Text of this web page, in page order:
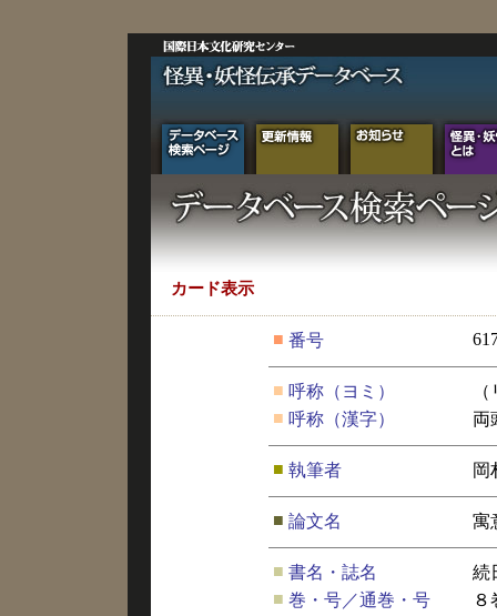
カード表示
■ 番号
■ 呼称（ヨミ）
■ 呼称（漢字） 両
■ 執筆者 岡
■ 論文名 寓
■ 書名・誌名
続
■ 巻・号／通巻・号
８